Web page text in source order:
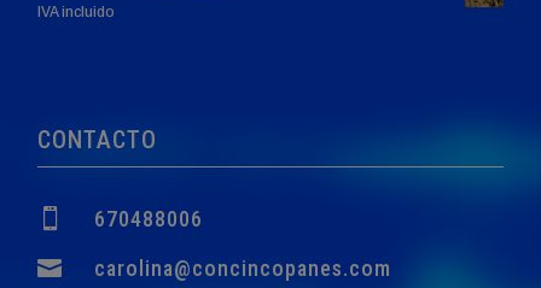
El
760,00€.
El
749,00€.
IVA incluido
CONTACTO
 670488006
 carolina@concincopanes.com